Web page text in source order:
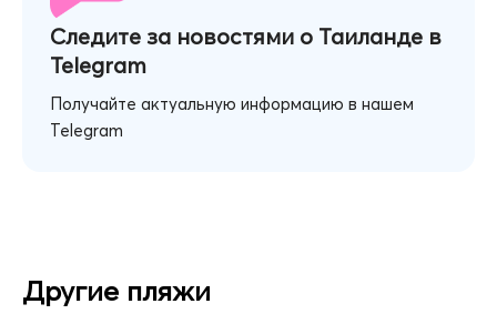
Следите за новостями о Таиланде в
Telegram
Получайте актуальную информацию в нашем
Telegram
Другие пляжи